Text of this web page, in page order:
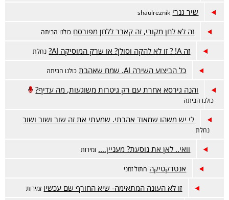
שיר גנרי shaulreznik
זה לא לחן מקורי, זה קאבר ללחן מפורסם כולנו הביתה
זה A! ? זו לא להקה וסולן? או שרק המוסיקה AI? נחלת
כל הביצוע השירה AI. שמח שאהבת כולנו הביתה
והנה גירסא אחרת עם רק גיטרות משוגעות, מה עדיף?
כולנו הביתה
לי יש משהו שמאוד אהבתי. שמעתי את זה שוב ושוב ושוב
נחלת
וואי.. לאן את נוסעת? מעניין…. זמירות
אנטרקטיקה חתול זמני
זו לא העונה המתאימה- שיא החורף שם עכשיו זמירות